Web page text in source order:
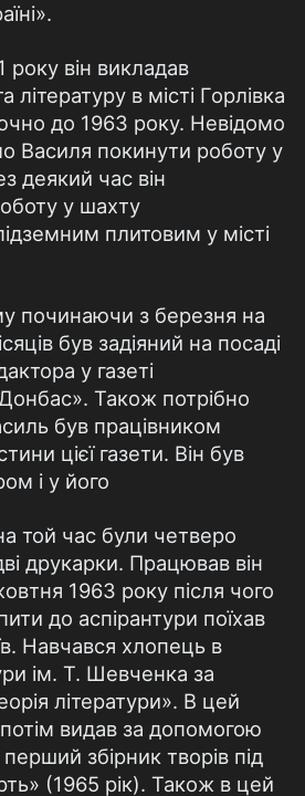
він викладав
літературу в місті Горлівка
до 1963 року. Невідомо
Василя покинути роботу у
деякий час він
у шахту
плитовим у місті
починаючи з березня на
був задіяний на посаді
у газеті
Також потрібно
був працівником
цієї газети. Він був
і у його
той час були четверо
друкарки. Працював він
1963 року після чого
до аспірантури поїхав
Навчався хлопець в
ім. Т. Шевченка за
літератури». В цей
видав за допомогою
збірник творів під
(1965 рік). Також в цей